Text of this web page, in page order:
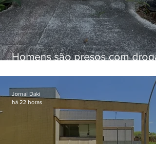
Homens são presos com
Jornal Daki
há 22 horas